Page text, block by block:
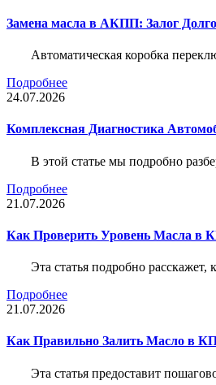
Замена масла в АКПП: Залог
Автоматическая коробка
Подробнее
24.07.2026
Комплексная Диагностика
В этой статье мы подробно
Подробнее
21.07.2026
Как Проверить Уровень Масла в
Эта статья подробно
Подробнее
21.07.2026
Как Правильно Залить Масло в
Эта статья предоставит